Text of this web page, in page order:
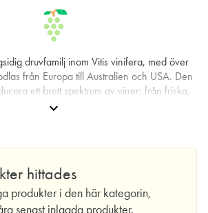
druvfamilj inom Vitis vinifera, med över
från Europa till Australien och USA. Den
ett brett spektrum av viner: från friska,
viner till mousserande, halvtorra och söta
doftprofil har gjort den populär både som
blommiga aromatiken som ofta märks redan
i glasets första doft.
expand_more
hittades
produkter i den här kategorin,
senast inlagda produkter.